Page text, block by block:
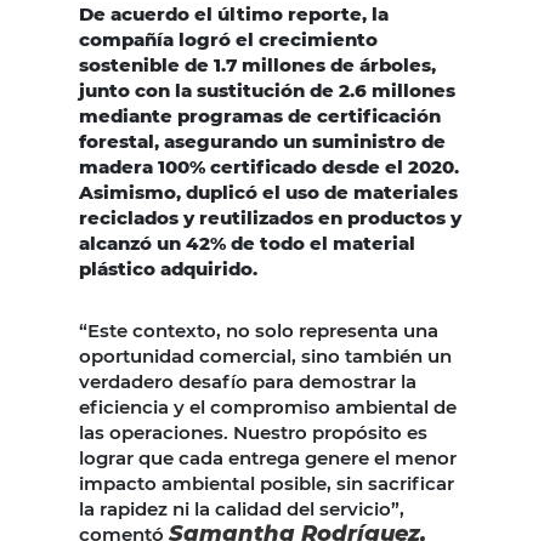
De acuerdo el último reporte, la
compañía logró el crecimiento
sostenible de 1.7 millones de árboles,
junto con la sustitución de 2.6 millones
mediante programas de certificación
forestal, asegurando un suministro de
madera 100% certificado desde el 2020.
Asimismo, duplicó el uso de materiales
reciclados y reutilizados en productos y
alcanzó un 42% de todo el material
plástico adquirido.
“Este contexto, no solo representa una
oportunidad comercial, sino también un
verdadero desafío para demostrar la
eficiencia y el compromiso ambiental de
las operaciones. Nuestro propósito es
lograr que cada entrega genere el menor
impacto ambiental posible, sin sacrificar
la rapidez ni la calidad del servicio”,
comentó Samantha Rodríguez,